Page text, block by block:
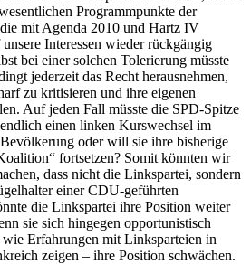
Programmpunkte der
mit Agenda 2010 und Hartz IV
Interessen wieder rückgängig
bei einer solchen Tolerierung müsste
jederzeit das Recht herausnehmen,
zu kritisieren und ihre eigenen
Auf jeden Fall müsste die SPD-Spitze
einen linken Kurswechsel im
oder will sie ihre bisherige
fortsetzen? Somit könnten wir
dass nicht die Linkspartei, sondern
einer CDU-geführten
die Linkspartei ihre Position weiter
sie sich hingegen opportunistisch
Erfahrungen mit Linksparteien in
zeigen – ihre Position schwächen.